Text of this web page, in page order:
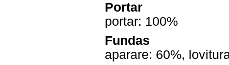
Portar
portar: 100%
Fundas
aparare: 60%,